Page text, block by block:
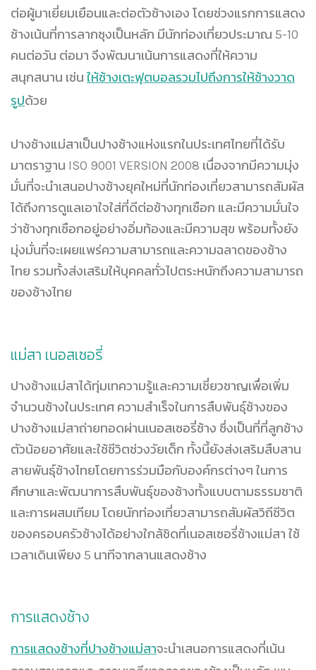
ต่อผู้มาเยี่ยมเยือนและต่อตัวช้างเอง โดยช่วงแรกการแสดง
ช้างเน้นที่การลากซุงเป็นหลัก มีนักท่องเที่ยวประมาณ 5-10
คนต่อวัน ต่อมา จึงพัฒนาเน้นการแสดงที่ให้ความ
สนุกสนาน เช่น ให้ช้างเตะฟุตบอลรวมไปถึงการให้ช้างวาด
รูปด้วย
ปางช้างแม่สาเป็นปางช้างแห่งแรกในประเทศไทยที่ได้รับ
มาตราฐาน ISO 9001 VERSION 2008 เนื่องจากมีความมุ่ง
มั่นที่จะนำเสนอปางช้างยุคใหม่ที่นักท่องเที่ยวสามารถสัมผัส
ได้ถึงการดูแลเอาใจใส่ที่ดีต่อช้างทุกเชือก และมีความมั่นใจ
ว่าช้างทุกเชือกอยู่อย่างอิ่มท้องและมีความสุข พร้อมทั้งยัง
มุ่งมั่นที่จะเผยแพร่ความสามารถและความฉลาดของช้าง
ไทย รวมทั้งส่งเสริมให้บุคคลทั่วไปตระหนักถึงความสามารถ
ของช้างไทย
แม่สา เนอสเซอรี่
ปางช้างแม่สาได้ทุ่มเทความรู้และความเชี่ยวชาญเพื่อเพิ่ม
จำนวนช้างในประเทศ ความสำเร็จในการสืบพันธุ์ช้างของ
ปางช้างแม่สาถ่ายทอดผ่านเนอสเซอรี่ช้าง ซึ่งเป็นที่ที่ลูกช้าง
ตัวน้อยอาศัยและใช้ชีวิตช่วงวัยเด็ก ทั้งนี้ยังส่งเสริมสืบสาน
สายพันธุ์ช้างไทยโดยการร่วมมือกับองค์กรต่างๆ ในการ
ศึกษาและพัฒนาการสืบพันธุ์ของช้างทั้งแบบตามธรรมชาติ
และการผสมเทียม โดยนักท่องเที่ยวสามารถสัมผัสวิถีชีวิต
ของครอบครัวช้างได้อย่างใกล้ชิดที่เนอสเซอรี่ช้างแม่สา ใช้
เวลาเดินเพียง 5 นาทีจากลานแสดงช้าง
การแสดงช้าง
การแสดงช้างที่ปางช้างแม่สาจะนำเสนอการแสดงที่เน้น